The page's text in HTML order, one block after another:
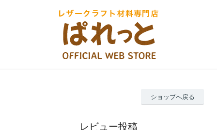
ショップへ戻る
レビュー投稿